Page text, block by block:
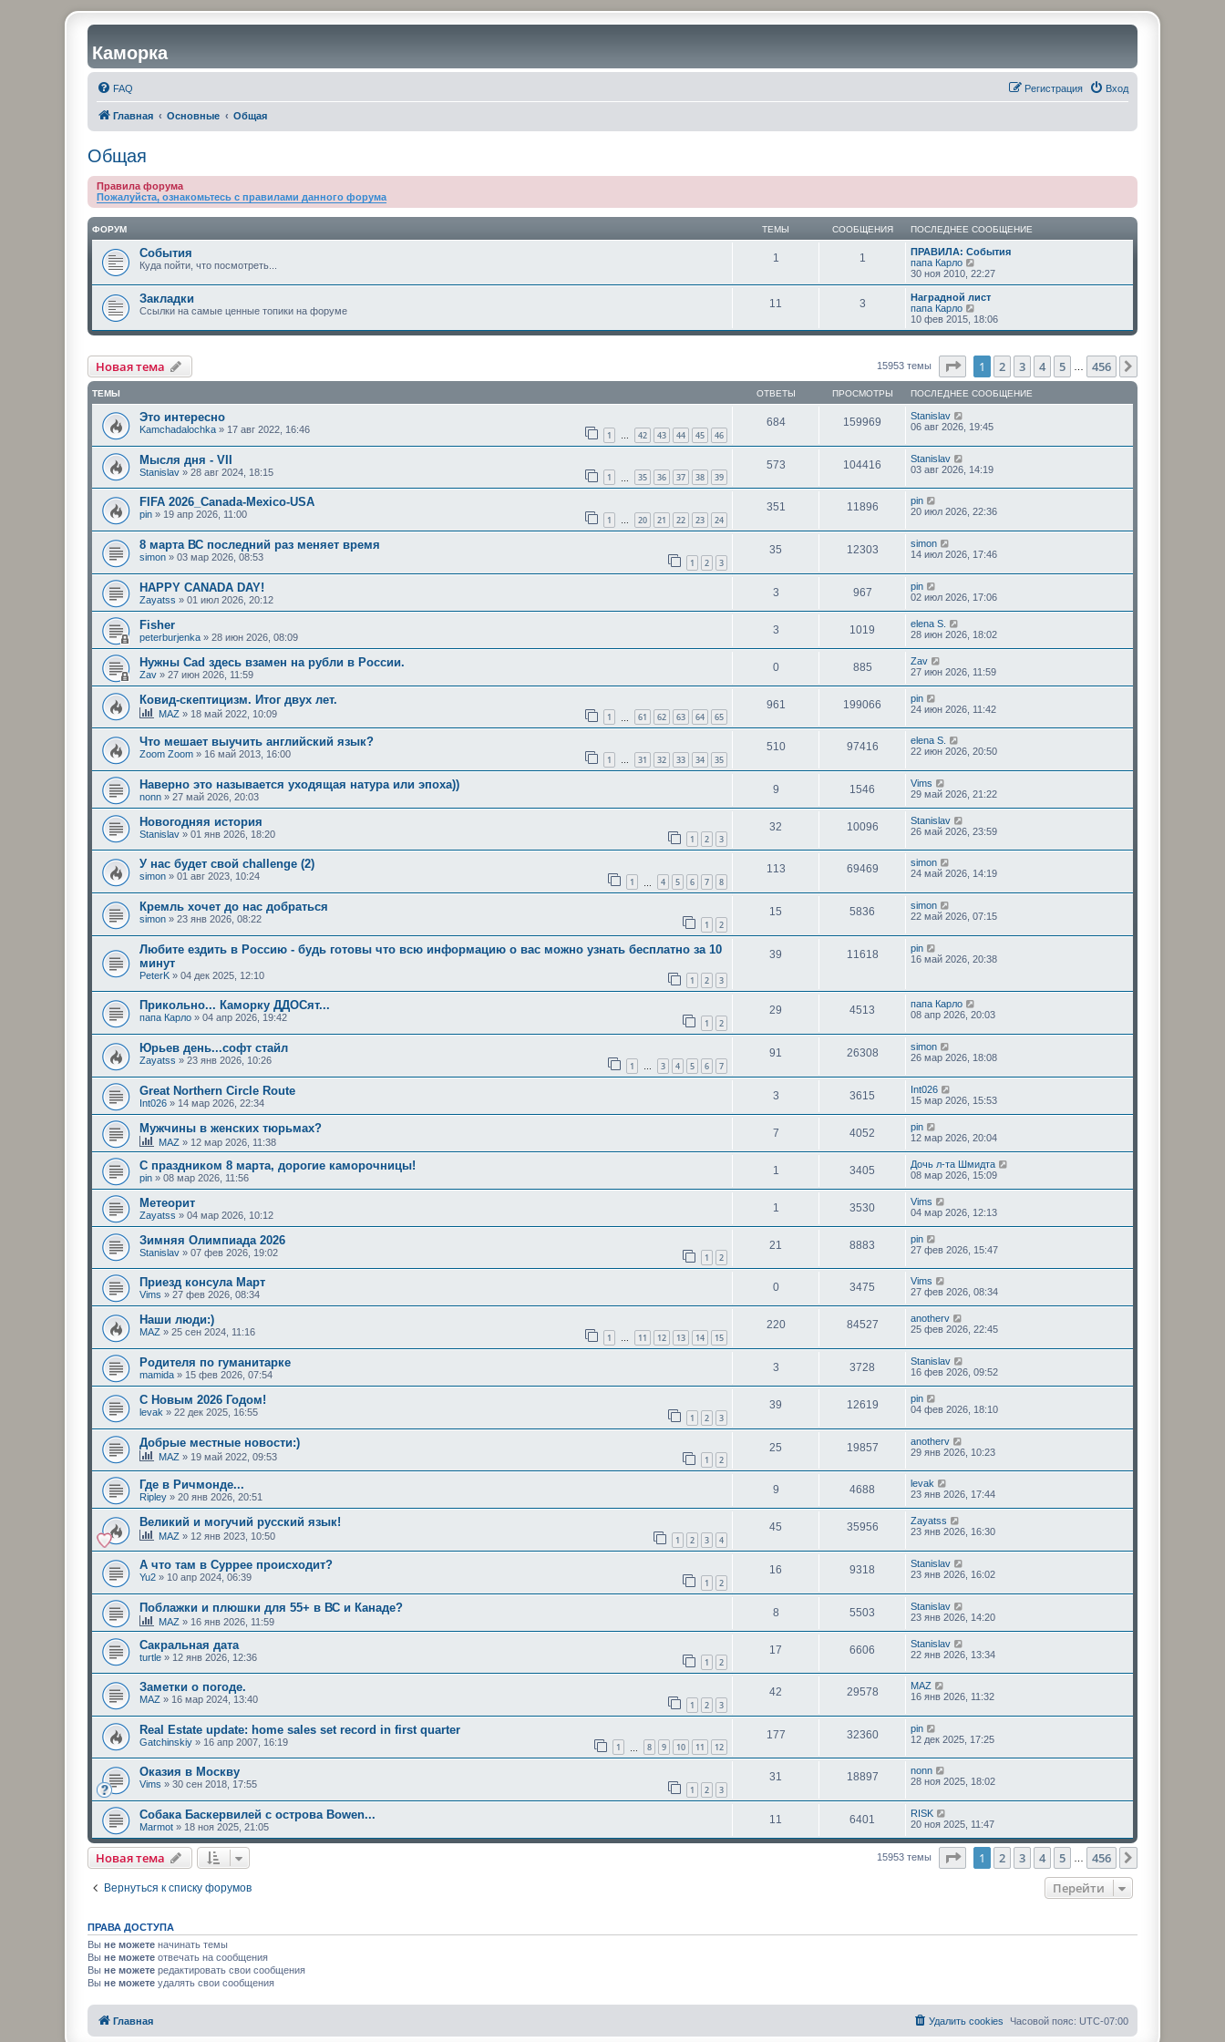
Каморка
FAQ Вход
Регистрация
Главная Основные Общая
Общая
Правила форума
Пожалуйста, ознакомьтесь с правилами данного форума
ФОРУМ ТЕМЫ СООБЩЕНИЯ ПОСЛЕДНЕЕ СООБЩЕНИЕ
События
Куда пойти, что посмотреть...
1 1
ПРАВИЛА: События
папа Карло
е
р
е
т
к
л
е
д
е
у
о
б
е
и
30 ноя 2010, 22:27
Закладки
Ссылки на самые ценные топики на форуме
11 3
Наградной лист
папа Карло
е
р
т
к
п
о
л
д
е
о
е
ю
10 фев 2015, 18:06
Новая тема 15953 темы Страница1 из 456
1 2 3 4 5 456
ТЕМЫ ОТВЕТЫ ПРОСМОТРЫ ПОСЛЕДНЕЕ СООБЩЕНИЕ
Это интересно
Kamchadalochka » 17 авг 2022, 16:46 1 … 42 43 44 45 46
684 159969
Stanislav
06 авг 2026, 19:45
Мысля дня - VII
Stanislav » 28 авг 2024, 18:15 1 35 36 37 38 39
573 104416
Stanislav
03 авг 2026, 14:19
FIFA 2026_Canada-Mexico-USA
pin » 19 апр 2026, 11:00 1 … 20 21 22 23 24
351 11896
pin
20 июл 2026, 22:36
8 марта ВС последний раз меняет время
simon » 03 мар 2026, 08:53 1 2 3
35 12303
simon
14 июл 2026, 17:46
HAPPY CANADA DAY!
Zayatss » 01 июл 2026, 20:12
3 967
pin
02 июл 2026, 17:06
Fisher
peterburjenka » 28 июн 2026, 08:09
3 1019
elena S.
28 июн 2026, 18:02
Нужны Cad здесь взамен на рубли в России.
Zav » 27 июн 2026, 11:59
0 885
Zav
27 июн 2026, 11:59
Ковид-скептицизм. Итог двух лет.
MAZ » 18 май 2022, 10:09 1 61 62 63 64 65
961 199066
pin
24 июн 2026, 11:42
Что мешает выучить английский язык?
Zoom Zoom » 16 май 2013, 16:00 1 … 31 32 33 34 35
510 97416
elena S.
22 июн 2026, 20:50
Наверно это называется уходящая натура или эпоха))
nonn » 27 май 2026, 20:03
9 1546
Vims
29 май 2026, 21:22
Новогодняя история
Stanislav » 01 янв 2026, 18:20 1 2 3
32 10096
Stanislav
26 май 2026, 23:59
У нас будет свой challenge (2)
simon » 01 авг 2023, 10:24 1 4 5 6 7 8
113 69469
simon
24 май 2026, 14:19
Кремль хочет до нас добраться
simon » 23 янв 2026, 08:22 1 2
15 5836
simon
22 май 2026, 07:15
Любите ездить в Россию - будь готовы что всю информацию о вас можно узнать бесплатно за 10
минут
PeterK » 04 дек 2025, 12:10 1 2 3
39 11618
pin
16 май 2026, 20:38
Прикольно... Каморку ДДОСят...
папа Карло » 04 апр 2026, 19:42 1 2
29 4513
папа Карло
08 апр 2026, 20:03
Юрьев день...софт стайл
Zayatss » 23 янв 2026, 10:26 1 … 3 4 5 6 7
91 26308
simon
26 мар 2026, 18:08
Great Northern Circle Route
Int026 » 14 мар 2026, 22:34
3 3615
Int026
15 мар 2026, 15:53
Мужчины в женских тюрьмах?
MAZ » 12 мар 2026, 11:38
7 4052
pin
12 мар 2026, 20:04
С праздником 8 марта, дорогие каморочницы!
pin » 08 мар 2026, 11:56
1 3405
Дочь л-та Шмидта
08 мар 2026, 15:09
Метеорит
Zayatss » 04 мар 2026, 10:12
1 3530
Vims
04 мар 2026, 12:13
Зимняя Олимпиада 2026
Stanislav » 07 фев 2026, 19:02 1 2
21 8883
pin
27 фев 2026, 15:47
Приезд консула Март
Vims » 27 фев 2026, 08:34
0 3475
Vims
27 фев 2026, 08:34
Наши люди:)
MAZ » 25 сен 2024, 11:16 1 … 11 12 13 14 15
220 84527
anotherv
25 фев 2026, 22:45
Родителя по гуманитарке
mamida » 15 фев 2026, 07:54
3 3728
Stanislav
16 фев 2026, 09:52
С Новым 2026 Годом!
levak » 22 дек 2025, 16:55 1 2 3
39 12619
pin
04 фев 2026, 18:10
Добрые местные новости:)
MAZ » 19 май 2022, 09:53 1 2
25 19857
anotherv
29 янв 2026, 10:23
Где в Ричмонде...
Ripley » 20 янв 2026, 20:51
9 4688
levak
23 янв 2026, 17:44
Великий и могучий русский язык!
MAZ » 12 янв 2023, 10:50 1 2 3 4
45 35956
Zayatss
23 янв 2026, 16:30
А что там в Суррее происходит?
Yu2 » 10 апр 2024, 06:39 1 2
16 9318
Stanislav
23 янв 2026, 16:02
Поблажки и плюшки для 55+ в ВС и Канаде?
MAZ » 16 янв 2026, 11:59
8 5503
Stanislav
23 янв 2026, 14:20
Сакральная дата
turtle » 12 янв 2026, 12:36 1 2
17 6606
Stanislav
22 янв 2026, 13:34
Заметки о погоде.
MAZ » 16 мар 2024, 13:40 1 2 3
42 29578
MAZ
16 янв 2026, 11:32
Real Estate update: home sales set record in first quarter
Gatchinskiy » 16 апр 2007, 16:19 1 8 9 10 11 12
177 32360
pin
12 дек 2025, 17:25
Оказия в Москву
Vims » 30 сен 2018, 17:55 1 2 3
31 18897
nonn
28 ноя 2025, 18:02
Собака Баскервилей с острова Bowen...
Marmot » 18 ноя 2025, 21:05
11 6401
RISK
20 ноя 2025, 11:47
Новая тема 15953 темы Страница1 из 456
1 2 3 4 5 456
Вернуться к списку форумов Перейти
ПРАВА ДОСТУПА
Вы не можете начинать темы
Вы не можете отвечать на сообщения
Вы не можете редактировать свои сообщения
Вы не можете удалять свои сообщения
Главная Часовой пояс: UTC-07:00
Удалить cookies